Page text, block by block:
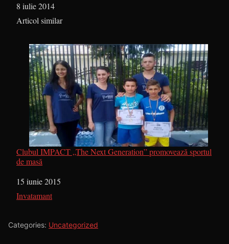
Dată
8 iulie 2014
În legătură cu
Articol similar
Clubul IMPACT „The Next Generation” promovează sportul
de masă
Dată
15 iunie 2015
În legătură cu
Invatamant
Categories: Uncategorized